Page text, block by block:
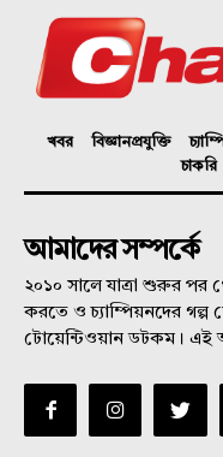
খবর বিজ্ঞানপ্রযুক্তি
চাকরি
আমাদের সম্পর্কে
২০১০ সালে যাত্রা শুরুর পর
করতে ও চ্যাম্পিয়নদের
টোয়েন্টিওয়ান ডটকম। এই